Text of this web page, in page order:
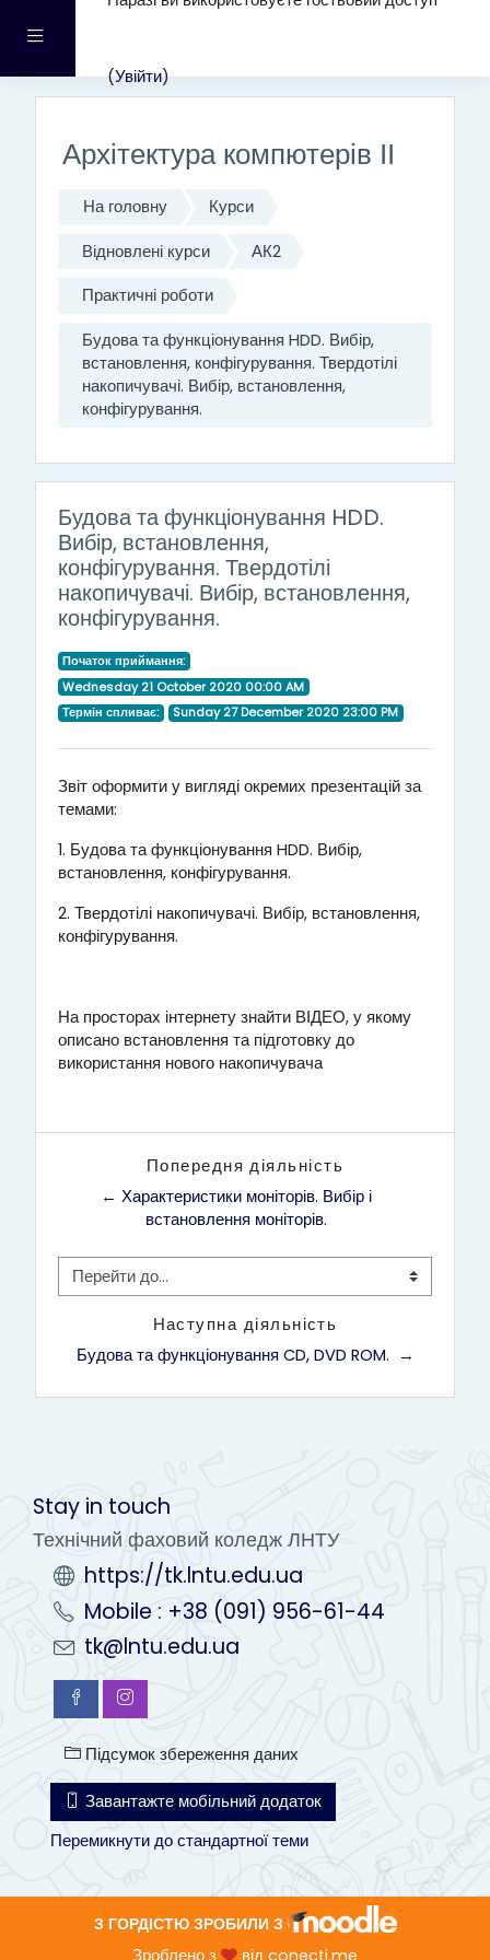
Бокова панель
(Увійти)
Перейти до головного вмісту
Архітектура компютерів ІІ
На головну Курси
Відновлені курси АК2
Практичні роботи
Будова та функціонування HDD. Вибір,
встановлення, конфігурування. Твердотілі
накопичувачі. Вибір, встановлення,
конфігурування.
Будова та функціонування HDD.
Вибір, встановлення,
конфігурування. Твердотілі
накопичувачі. Вибір, встановлення,
конфігурування.
Початок приймання:
Wednesday 21 October 2020 00:00 AM
Термін спливає:
Sunday 27 December 2020 23:00 PM
Звіт оформити у вигляді окремих презентацій за
темами:
1. Будова та функціонування HDD. Вибір,
встановлення, конфігурування.
2. Твердотілі накопичувачі. Вибір, встановлення,
конфігурування.
На просторах інтернету знайти ВІДЕО, у якому
описано встановлення та підготовку до
використання нового накопичувача
Попередня діяльність
← Характеристики моніторів. Вибір і
встановлення моніторів.
Перейти до...
Наступна діяльність
Будова та функціонування CD, DVD ROM.  →
Stay in touch
Технічний фаховий коледж ЛНТУ
https://tk.lntu.edu.ua
Mobile : +38 (091) 956-61-44
tk@lntu.edu.ua
Підсумок збереження даних
Завантажте мобільний додаток
Перемикнути до стандартної теми
З ГОРДІСТЮ ЗРОБИЛИ З